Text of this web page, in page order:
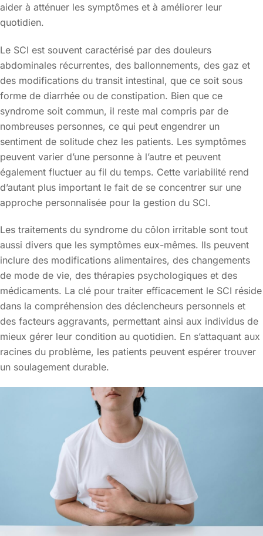
aider à atténuer les symptômes et à améliorer leur
quotidien.
Le SCI est souvent caractérisé par des douleurs
abdominales récurrentes, des ballonnements, des gaz et
des modifications du transit intestinal, que ce soit sous
forme de diarrhée ou de constipation. Bien que ce
syndrome soit commun, il reste mal compris par de
nombreuses personnes, ce qui peut engendrer un
sentiment de solitude chez les patients. Les symptômes
peuvent varier d’une personne à l’autre et peuvent
également fluctuer au fil du temps. Cette variabilité rend
d’autant plus important le fait de se concentrer sur une
approche personnalisée pour la gestion du SCI.
Les traitements du syndrome du côlon irritable sont tout
aussi divers que les symptômes eux-mêmes. Ils peuvent
inclure des modifications alimentaires, des changements
de mode de vie, des thérapies psychologiques et des
médicaments. La clé pour traiter efficacement le SCI réside
dans la compréhension des déclencheurs personnels et
des facteurs aggravants, permettant ainsi aux individus de
mieux gérer leur condition au quotidien. En s’attaquant aux
racines du problème, les patients peuvent espérer trouver
un soulagement durable.